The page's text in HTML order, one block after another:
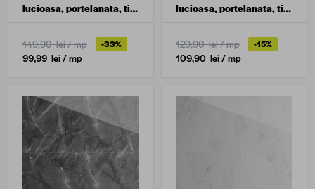
lucioasa, portelanata, tip
149,90 lei/ mp -33%
99,99 lei/ mp
lucioasa, portelanata, tip
129,90 lei/ mp -15%
109,90 lei/ mp